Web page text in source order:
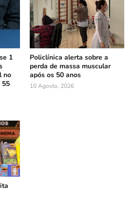
1
no
55
Policlínica alerta sobre a
perda de massa muscular
após os 50 anos
10 Agosto, 2026